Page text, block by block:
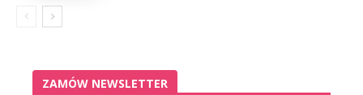
ZAMÓW NEWSLETTER